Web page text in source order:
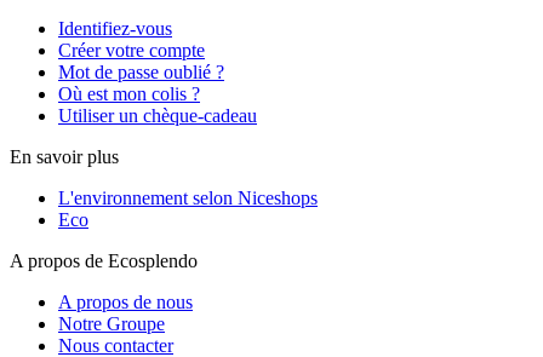
Identifiez-vous
Créer votre compte
Mot de passe oublié ?
Où est mon colis ?
Utiliser un chèque-cadeau
En savoir plus
L'environnement selon Niceshops
Eco
A propos de Ecosplendo
A propos de nous
Notre Groupe
Nous contacter